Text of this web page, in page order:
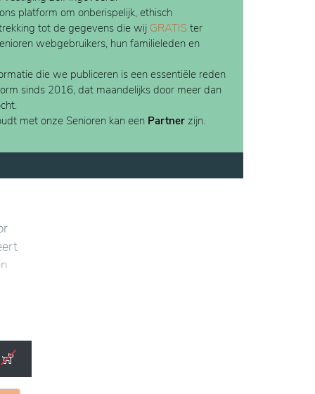
platform om onberispelijk, ethisch
tot de gegevens die wij GRATIS ter
webgebruikers, hun familieleden en
die we publiceren is een essentiële reden
sinds 2016, dat maandelijks door meer dan
met onze Senioren kan een Partner zijn.
in